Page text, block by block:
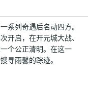
系列奇遇后名动四方。
开启，在开元城大战、
个公正清明。在这一
寻雨馨的踪迹。